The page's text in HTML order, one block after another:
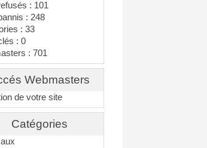
: 101
: 248
: 33
: 0
: 701
Webmasters
de votre site
Catégories